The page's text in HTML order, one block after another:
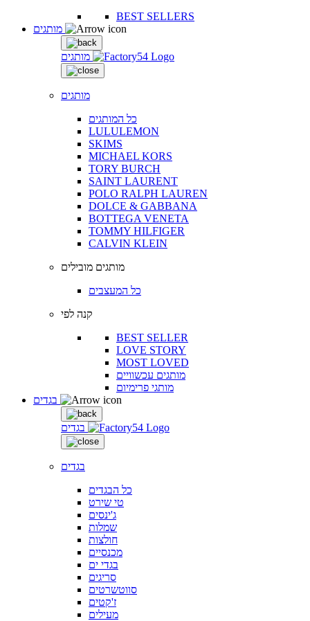
BEST SELLERS
מותגים
מותגים
כל המותגים
LULULEMON
SKIMS
MICHAEL KORS
TORY BURCH
SAINT LAURENT
POLO RALPH LAUREN
DOLCE & GABBANA
BOTTEGA VENETA
TOMMY HILFIGER
CALVIN KLEIN
מותגים מובילים
כל המעצבים
קנה לפי
BEST SELLER
LOVE STORY
MOST LOVED
מותגים עכשוויים
מותגי פרימיום
בגדים
בגדים
כל הבגדים
טי שירט
ג'ינסים
שמלות
חולצות
מכנסיים
בגדי ים
סריגים
סווטשרטים
ז'קטים
מעילים